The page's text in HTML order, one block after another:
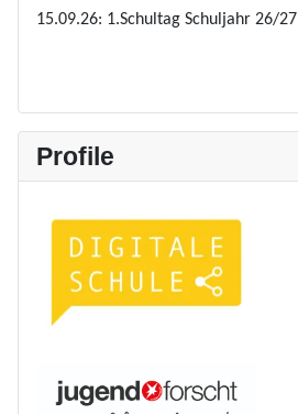
15.09.26: 1.Schultag Schuljahr 26/27
Profile